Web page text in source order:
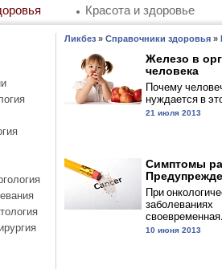
Красота и здоровье
Ликбез» Справочники здоровья»
Железо в
человека
Почему
нуждается в
21 июля 2013
Симптомы
При
заболеваниях
10 июня 2013